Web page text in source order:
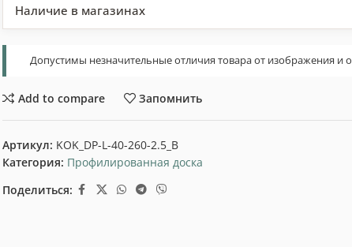
Наличие в магазинах
Допустимы незначительные отличия товара от изображения и
Add to compare Запомнить
Артикул: KOK_DP-L-40-260-2.5_B
Категория: Профилированная доска
Поделиться: